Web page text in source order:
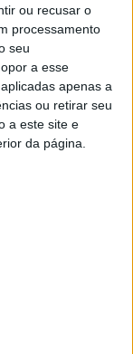
ou recusar o
processamento
seu
a esse
apenas a
ou retirar seu
a este site e
da página.
tempo da
mais rápida
sobre Kris
Toyota GR
reduzindo a
no